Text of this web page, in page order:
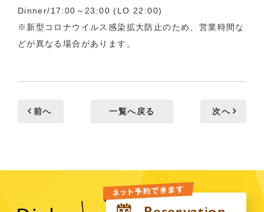
Dinner/17:00～23:00 (LO 22:00)
※新型コロナウイルス感染拡大防止のため、営業時間な
どが異なる場合があります。
前へ 一覧へ戻る 次へ